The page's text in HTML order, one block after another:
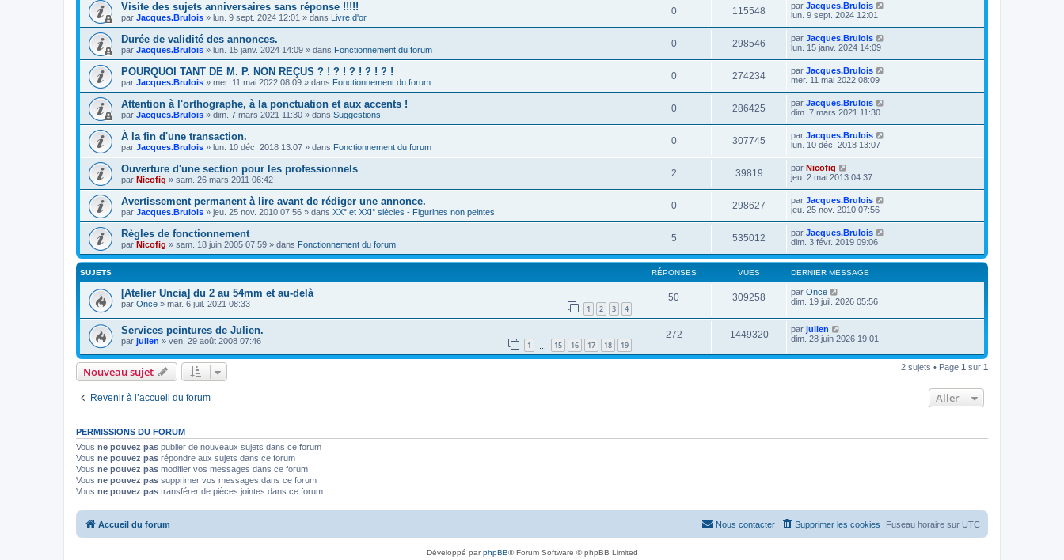
Visite des sujets anniversaires sans réponse !!!!!
par Jacques.Brulois » lun. 9 sept. 2024 12:01 » dans Livre d'or
0 115548 par Jacques.Brulois
lun. 9 sept. 2024 12:01
Durée de validité des annonces.
par Jacques.Brulois » lun. 15 janv. 2024 14:09 » dans Fonctionnement du forum
0 298546 par Jacques.Brulois
lun. 15 janv. 2024 14:09
POURQUOI TANT DE M. P. NON REÇUS ? ! ? ! ? ! ? ! ? !
par Jacques.Brulois » mer. 11 mai 2022 08:09 » dans Fonctionnement du forum
0 274234 par Jacques.Brulois
mer. 11 mai 2022 08:09
Attention à l'orthographe, à la ponctuation et aux accents !
par Jacques.Brulois » dim. 7 mars 2021 11:30 » dans Suggestions
0 286425 par Jacques.Brulois
dim. 7 mars 2021 11:30
À la fin d'une transaction.
par Jacques.Brulois » lun. 10 déc. 2018 13:07 » dans Fonctionnement du forum
0 307745 par Jacques.Brulois
lun. 10 déc. 2018 13:07
Ouverture d'une section pour les professionnels
par Nicofig » sam. 26 mars 2011 06:42
2 39819 par Nicofig
jeu. 2 mai 2013 04:37
Avertissement permanent à lire avant de rédiger une annonce.
par Jacques.Brulois » jeu. 25 nov. 2010 07:56 » dans XX° et XXI° siècles - Figurines non peintes
0 298627 par Jacques.Brulois
jeu. 25 nov. 2010 07:56
Règles de fonctionnement
par Nicofig » sam. 18 juin 2005 07:59 » dans Fonctionnement du forum
5 535012 par Jacques.Brulois
dim. 3 févr. 2019 09:06
SUJETS RÉPONSES VUES DERNIER MESSAGE
[Atelier Uncia] du 2 au 54mm et au-delà
par Once » mar. 6 juil. 2021 08:33 1 2 3 4
50 309258 par Once
dim. 19 juil. 2026 05:56
Services peintures de Julien.
par julien » ven. 29 août 2008 07:46 1 15 16 17 18 19
272 1449320 par julien
dim. 28 juin 2026 19:01
Nouveau sujet 2 sujets • Page 1 sur 1
Revenir à l’accueil du forum Aller
PERMISSIONS DU FORUM
Vous ne pouvez pas publier de nouveaux sujets dans ce forum
Vous ne pouvez pas répondre aux sujets dans ce forum
Vous ne pouvez pas modifier vos messages dans ce forum
Vous ne pouvez pas supprimer vos messages dans ce forum
Vous ne pouvez pas transférer de pièces jointes dans ce forum
Accueil du forum Fuseau horaire sur UTC
Supprimer les cookies
Nous contacter
Développé parphpBB® Forum Software © phpBB Limited